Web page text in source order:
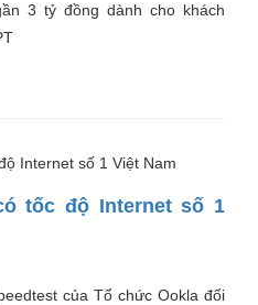
3 tỷ đồng dành cho khách
tốc độ Internet số 1
của Tổ chức Ookla đối